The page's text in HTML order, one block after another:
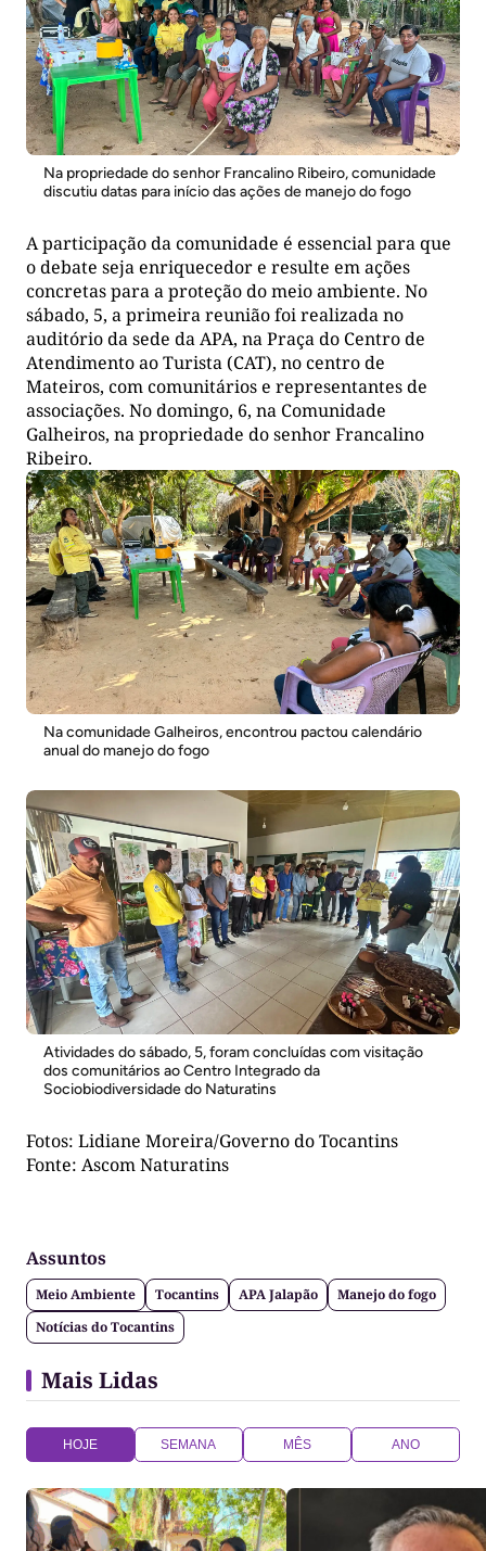
Na propriedade do senhor Francalino Ribeiro, comunidade
discutiu datas para início das ações de manejo do fogo
A participação da comunidade é essencial para que
o debate seja enriquecedor e resulte em ações
concretas para a proteção do meio ambiente. No
sábado, 5, a primeira reunião foi realizada no
auditório da sede da APA, na Praça do Centro de
Atendimento ao Turista (CAT), no centro de
Mateiros, com comunitários e representantes de
associações. No domingo, 6, na Comunidade
Galheiros, na propriedade do senhor Francalino
Ribeiro.
Na comunidade Galheiros, encontrou pactou calendário
anual do manejo do fogo
Atividades do sábado, 5, foram concluídas com visitação
dos comunitários ao Centro Integrado da
Sociobiodiversidade do Naturatins
Fotos: Lidiane Moreira/Governo do Tocantins
Fonte: Ascom Naturatins
Assuntos
Meio Ambiente Tocantins APA Jalapão
Manejo do fogo
Notícias do Tocantins
Mais Lidas
HOJE SEMANA MÊS ANO